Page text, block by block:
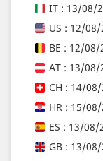
IT : 13/08/
US : 12/08/
BE : 12/08/
AT : 13/08/
CH : 14/
HR : 15/
ES : 13/08/
GB : 13/